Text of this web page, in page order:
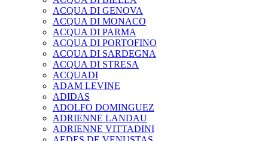
ACQUA DI GENOVA
ACQUA DI MONACO
ACQUA DI PARMA
ACQUA DI PORTOFINO
ACQUA DI SARDEGNA
ACQUA DI STRESA
ACQUADI
ADAM LEVINE
ADIDAS
ADOLFO DOMINGUEZ
ADRIENNE LANDAU
ADRIENNE VITTADINI